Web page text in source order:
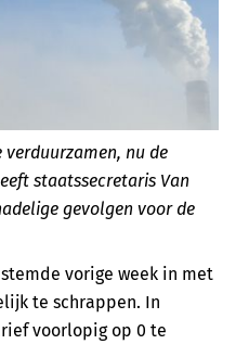
nu de
staatssecretaris Van
gevolgen voor de
vorige week in met
te schrappen. In
voorlopig op 0 te